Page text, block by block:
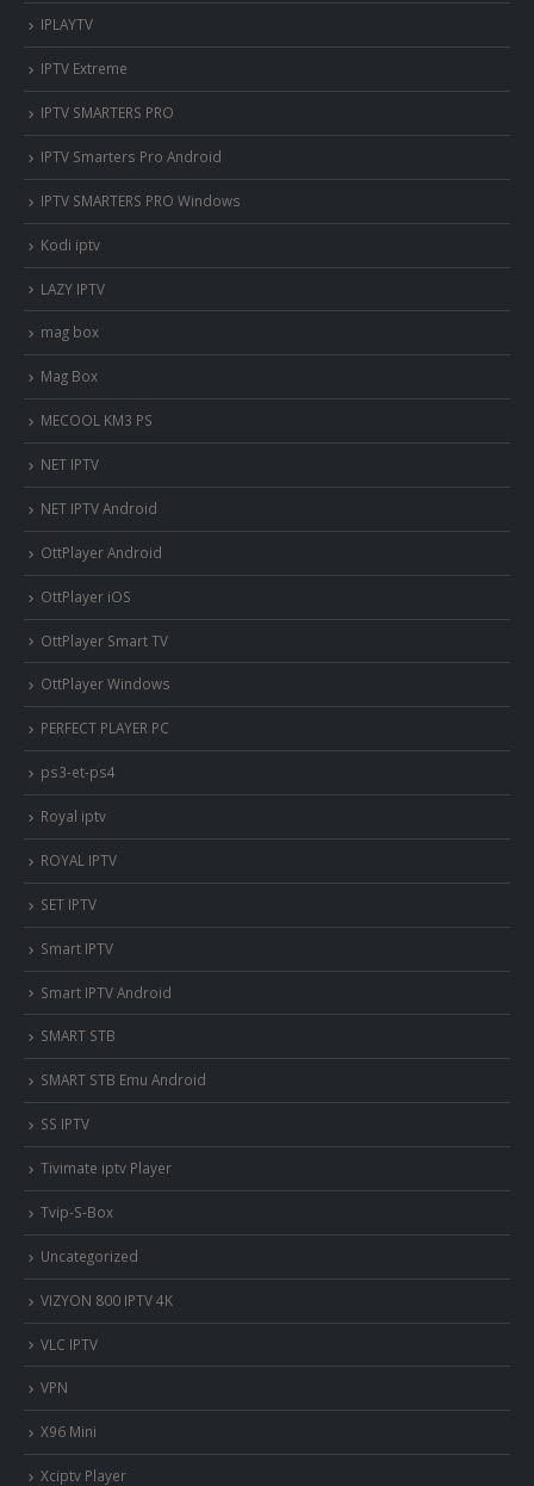
IPLAYTV
IPTV Extreme
IPTV SMARTERS PRO
IPTV Smarters Pro Android
IPTV SMARTERS PRO Windows
Kodi iptv
LAZY IPTV
mag box
Mag Box
MECOOL KM3 PS
NET IPTV
NET IPTV Android
OttPlayer Android
OttPlayer iOS
OttPlayer Smart TV
OttPlayer Windows
PERFECT PLAYER PC
ps3-et-ps4
Royal iptv
ROYAL IPTV
SET IPTV
Smart IPTV
Smart IPTV Android
SMART STB
SMART STB Emu Android
SS IPTV
Tivimate iptv Player
Tvip-S-Box
Uncategorized
VIZYON 800 IPTV 4K
VLC IPTV
VPN
X96 Mini
Xciptv Player